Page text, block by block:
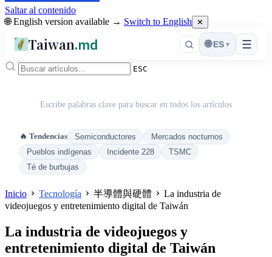
Saltar al contenido
🌐 English version available → Switch to English ✕
Taiwan.md ☰
🌐 ES ▾
ESC
Escribe palabras clave para buscar en todos los artículos
🔥 Tendencias Semiconductores
Mercados nocturnos
Pueblos indígenas
Incidente 228
TSMC
Té de burbujas
Inicio Tecnología 半導體與硬體
La industria de
videojuegos y entretenimiento digital de Taiwán
La industria de videojuegos y
entretenimiento digital de Taiwán